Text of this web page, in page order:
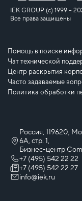
IEK GROUP (c) 1999 –
Все права защищены
Помощь в поиске
Чат технической
Центр раскрытия
Часто задаваемые
Политика обработки
Россия, 119620,
6А, стр. 1,
Бизнес-центр
+7 (495) 542 22 22
+7 (495) 542 22 27
info@iek.ru